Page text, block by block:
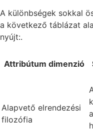
A különbségek sokkal
a következő táblázat
nyújt:.
Attribútum dimenzió
Alapvető elrendezési
filozófia